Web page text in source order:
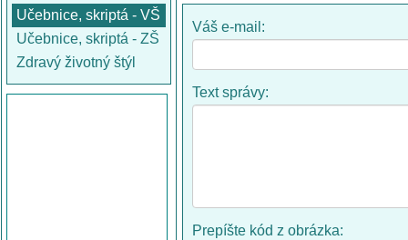
Učebnice, skriptá - VŠ
Učebnice, skriptá - ZŠ
Zdravý životný štýl
Váš e-mail:
Text správy:
Prepíšte kód z obrázka: